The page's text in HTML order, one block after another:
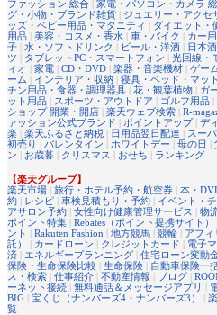
ファッション 総合 | 家電・パソコン・カメラ
グ・小物・ブランド雑貨 | ジュエリー・アクセ
ッズ・ベビー用品・マタニティ | ダイエット・
用品 | 美容・コスメ・香水 | 車・バイク | カー
子 | 水・ソフトドリンク | ビール・洋酒 | 日本
ツ | タブレットPC・スマートフォン | 光回線・
ィオ | 家電 | CD・DVD | 楽器・音楽機材 | ゲー
ーム | インテリア・収納 | 寝具・ベッド・マッ
チン用品・食器・調理器具 | 花・観葉植物 | ガ
ット用品 | スポーツ・アウトドア | ゴルフ用品 |
ショップ 開業・開店 | 楽天ウェブ検索 | R-
ァッション公式ブランド | ポイントアップ| デ
楽 | 楽天ふるさと納税 | 日用品翌日配達 | スー
初売り | バレンタイン | ホワイトデー | 母の日 |
ン | お歳暮 | クリスマス | おせち | ランキング
【楽天グループ】
楽天市場 | 旅行・ホテル予約・航空券 | 本・
約 | レシピ | 車検見積もり・予約 | イベント・
アサロン予約 | 女性向け健康管理サービス | 物
ポイント特集 | Rebates（ポイント提携サイト）
ント | Rakuten Fashion | 地方競馬 | 競輪 | アフィ
託）
| カードローン | クレジットカード | 電子
済 | エネルギープランニング | 住宅ローン変動
保険・生命保険比較 | 生命保険 | 自動車保険一
ス・検索 | 仕事紹介 | 不動産情報 | ブログ |
ーネット接続 | 無料通話＆メッセージアプリ |
BIG | 宝くじ（ナンバーズ4・ナンバーズ3） |
覧